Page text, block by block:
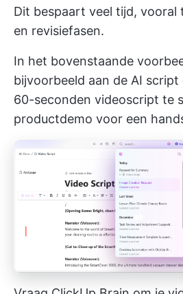
Dit bespaart veel tijd, vooral
en revisiefasen.
In het bovenstaande
bijvoorbeeld aan de AI script
60-seconden videoscript te
productdemo voor een